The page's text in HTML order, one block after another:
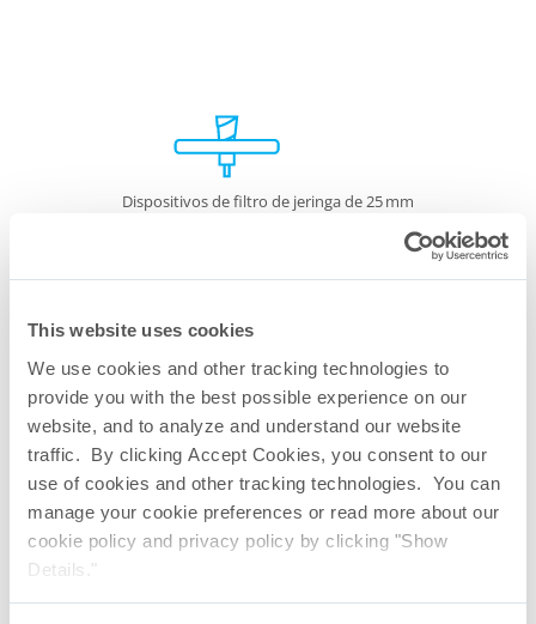
This website uses cookies
We use cookies and other tracking technologies to
provide you with the best possible experience on our
website, and to analyze and understand our website
traffic. By clicking Accept Cookies, you consent to our
use of cookies and other tracking technologies. You can
manage your cookie preferences or read more about our
cookie policy and privacy policy by clicking "Show
Details."
Dispositivos de filtro de jeringa de 25 mm